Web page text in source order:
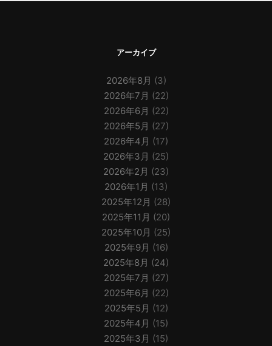
アーカイブ
2026年8月 (3)
2026年7月 (22)
2026年6月 (22)
2026年5月 (27)
2026年4月 (17)
2026年3月 (25)
2026年2月 (23)
2026年1月 (13)
2025年12月 (28)
2025年11月 (20)
2025年10月 (25)
2025年9月 (16)
2025年8月 (24)
2025年7月 (27)
2025年6月 (22)
2025年5月 (12)
2025年4月 (15)
2025年3月 (15)